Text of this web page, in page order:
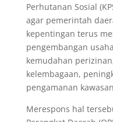
Perhutanan Sosial
agar pemerintah
kepentingan terus
pengembangan
kemudahan
kelembagaan,
pengamanan
Merespons hal